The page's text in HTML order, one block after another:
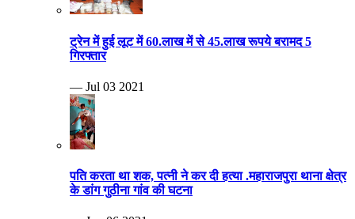
ट्रेन में हुई लूट में 60.लाख में से 45.लाख रूपये बरामद 5
गिरफ्तार
— Jul 03 2021
पति करता था शक, पत्नी ने कर दी हत्या .महाराजपुरा थाना क्षेत्र
के डांग गुठीना गांव की घटना